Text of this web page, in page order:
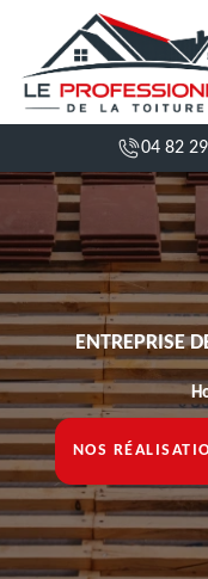
04 82
ENTREPRISE
NOS